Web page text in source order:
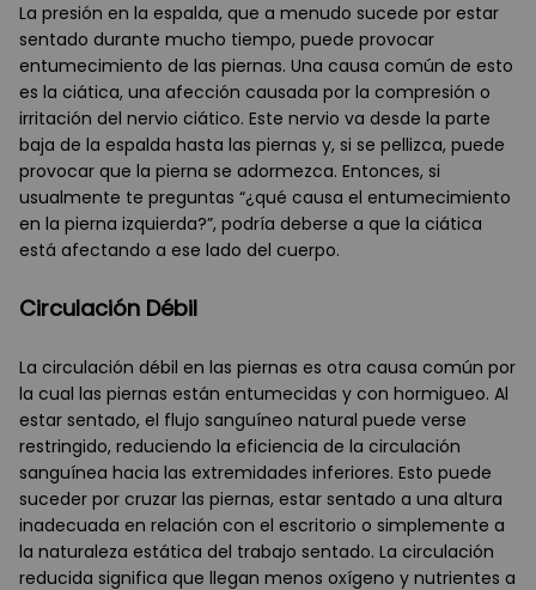
La presión en la espalda, que a menudo sucede por estar
sentado durante mucho tiempo, puede provocar
entumecimiento de las piernas. Una causa común de esto
es la ciática, una afección causada por la compresión o
irritación del nervio ciático. Este nervio va desde la parte
baja de la espalda hasta las piernas y, si se pellizca, puede
provocar que la pierna se adormezca. Entonces, si
usualmente te preguntas “¿qué causa el entumecimiento
en la pierna izquierda?”, podría deberse a que la ciática
está afectando a ese lado del cuerpo.
Circulación Débil
La circulación débil en las piernas es otra causa común por
la cual las piernas están entumecidas y con hormigueo. Al
estar sentado, el flujo sanguíneo natural puede verse
restringido, reduciendo la eficiencia de la circulación
sanguínea hacia las extremidades inferiores. Esto puede
suceder por cruzar las piernas, estar sentado a una altura
inadecuada en relación con el escritorio o simplemente a
la naturaleza estática del trabajo sentado. La circulación
reducida significa que llegan menos oxígeno y nutrientes a